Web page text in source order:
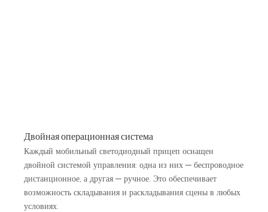
Двойная операционная система
Каждый мобильный светодиодный прицеп оснащен
двойной системой управления: одна из них — беспроводное
дистанционное, а другая — ручное. Это обеспечивает
возможность складывания и раскладывания сцены в любых
условиях.